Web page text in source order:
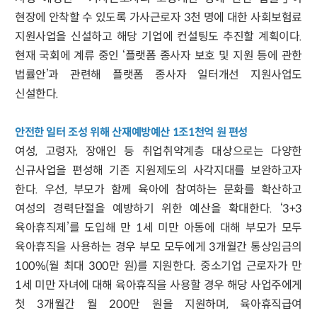
현장에 안착할 수 있도록 가사근로자 3천 명에 대한 사회보험료
지원사업을 신설하고 해당 기업에 컨설팅도 추진할 계획이다.
현재 국회에 계류 중인 ‘플랫폼 종사자 보호 및 지원 등에 관한
법률안’과 관련해 플랫폼 종사자 일터개선 지원사업도
신설한다.
안전한 일터 조성 위해 산재예방예산 1조1천억 원 편성
여성, 고령자, 장애인 등 취업취약계층 대상으로는 다양한
신규사업을 편성해 기존 지원제도의 사각지대를 보완하고자
한다. 우선, 부모가 함께 육아에 참여하는 문화를 확산하고
여성의 경력단절을 예방하기 위한 예산을 확대한다. ‘3+3
육아휴직제’를 도입해 만 1세 미만 아동에 대해 부모가 모두
육아휴직을 사용하는 경우 부모 모두에게 3개월간 통상임금의
100%(월 최대 300만 원)를 지원한다. 중소기업 근로자가 만
1세 미만 자녀에 대해 육아휴직을 사용할 경우 해당 사업주에게
첫 3개월간 월 200만 원을 지원하며, 육아휴직급여